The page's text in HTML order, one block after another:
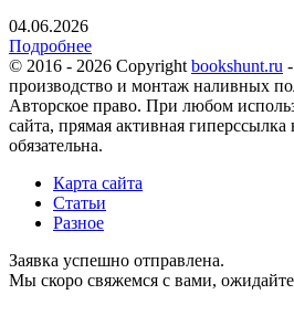
04.06.2026
Подробнее
© 2016 - 2026 Copyright bookshunt.ru
производство и монтаж наливных
Авторское право. При любом
сайта, прямая активная гиперссылка
обязательна.
Карта сайта
Статьи
Разное
Заявка успешно отправлена.
Мы скоро свяжемся с вами,